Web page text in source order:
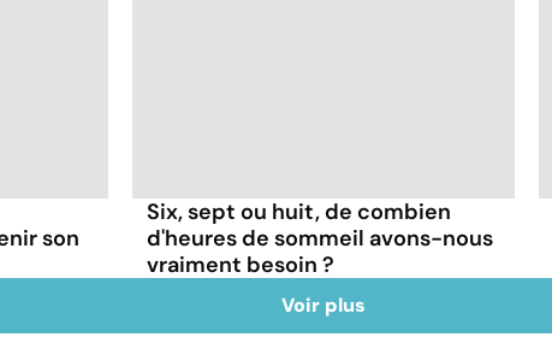
son
Six, sept ou huit, de combien
d'heures de sommeil avons-nous
vraiment besoin ?
Voir plus